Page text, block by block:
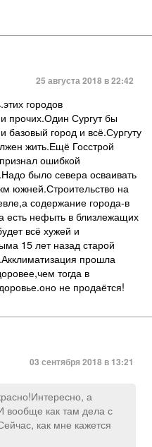
25 августа 2018 в 22:42
городов
прочих.Один Сургут бы
базовый город и всё.Сургуту
жить.Ещё Госстрой
ошибкой
было севера осваивать
южней.Строительство на
содержание города-в
есть нефыть в близлежащих
всё хужей и
15 лет назад старой
прошла
тогда в
не продаётся!
03 сентября 2018 в 13:21
а
вообще как там дела с
как мне кажется